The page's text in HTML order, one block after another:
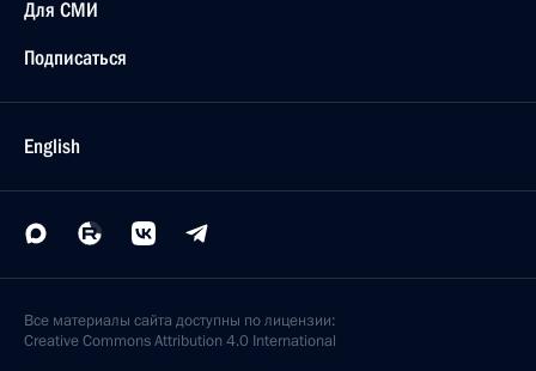
Для СМИ
Подписаться
English
Все материалы сайта доступны по лицензии:
Creative Commons Attribution 4.0 International